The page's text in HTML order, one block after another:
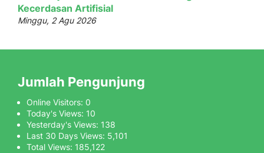
Kecerdasan Artifisial
Minggu, 2 Agu 2026
Jumlah Pengunjung
Online Visitors: 0
Today's Views: 10
Yesterday's Views: 138
Last 30 Days Views: 5,101
Total Views: 185,122